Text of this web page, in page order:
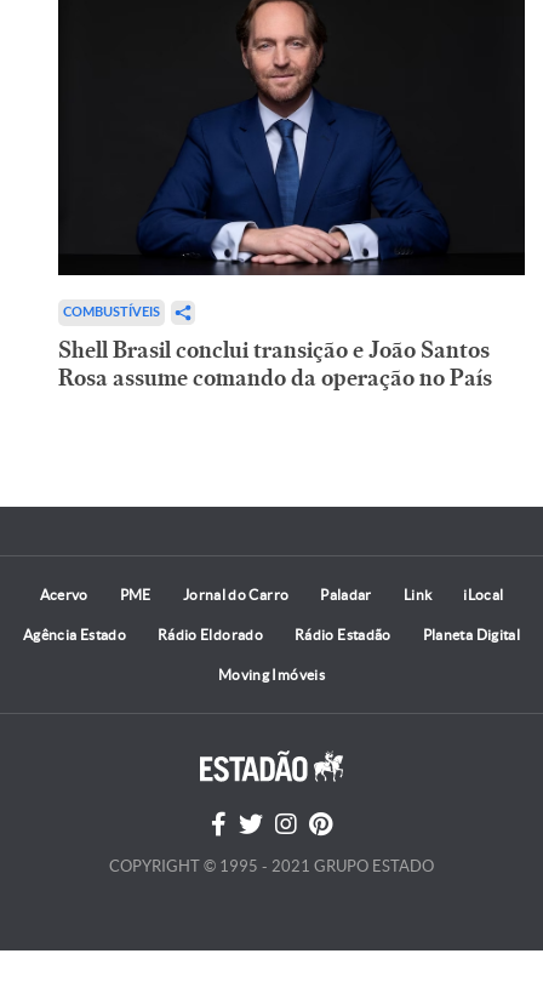
COMBUSTÍVEIS
Shell Brasil conclui transição e João Santos
Rosa assume comando da operação no País
Acervo PME Jornal do Carro Paladar Link iLocal
Agência Estado Rádio Eldorado Rádio Estadão Planeta Digital
Moving Imóveis
COPYRIGHT © 1995 - 2021 GRUPO ESTADO